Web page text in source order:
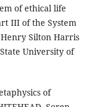
of ethical life
III of the System
Silton Harris
University of
of